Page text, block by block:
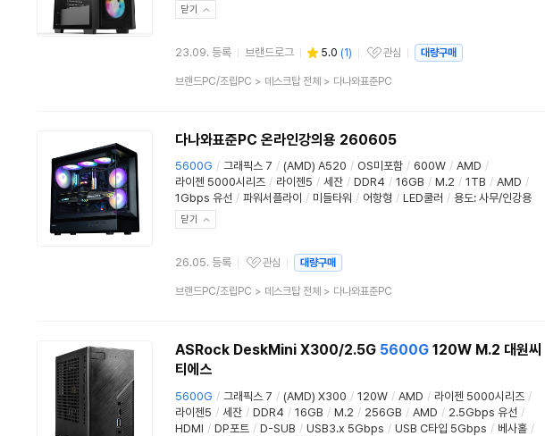
닫기
23.09. 등록 브랜드로그 5.0 (1)
관심상품
관심 대량구매
상
브랜드PC/조립PC > 데스크탑 전체 > 다나와표준PC
다나와표준PC 온라인강의용 260605
5600G / 그래픽스 7 / (AMD) A520 / OS미포함 / 600W / AMD /
라이젠 5000시리즈 / 라이젠5 / 세잔 / DDR4 / 16GB / M.2 / 1TB / AMD /
1Gbps 유선 / 파워서플라이 / 미들타워 / 어항형 / LED쿨러 / 용도: 사무/인강용
닫기
26.05. 등록
관심상품
관심 대량구매
상
브랜드PC/조립PC > 데스크탑 전체 > 다나와표준PC
ASRock DeskMini X300/2.5G 5600G120W M.2 대원씨
티에스
5600G / 그래픽스 7 / (AMD) X300 / 120W / AMD / 라이젠 5000시리즈 /
라이젠5 / 세잔 / DDR4 / 16GB / M.2 / 256GB / AMD / 2.5Gbps 유선 /
HDMI / DP포트 / D-SUB / USB3.x 5Gbps / USB C타입 5Gbps / 베사홀 /